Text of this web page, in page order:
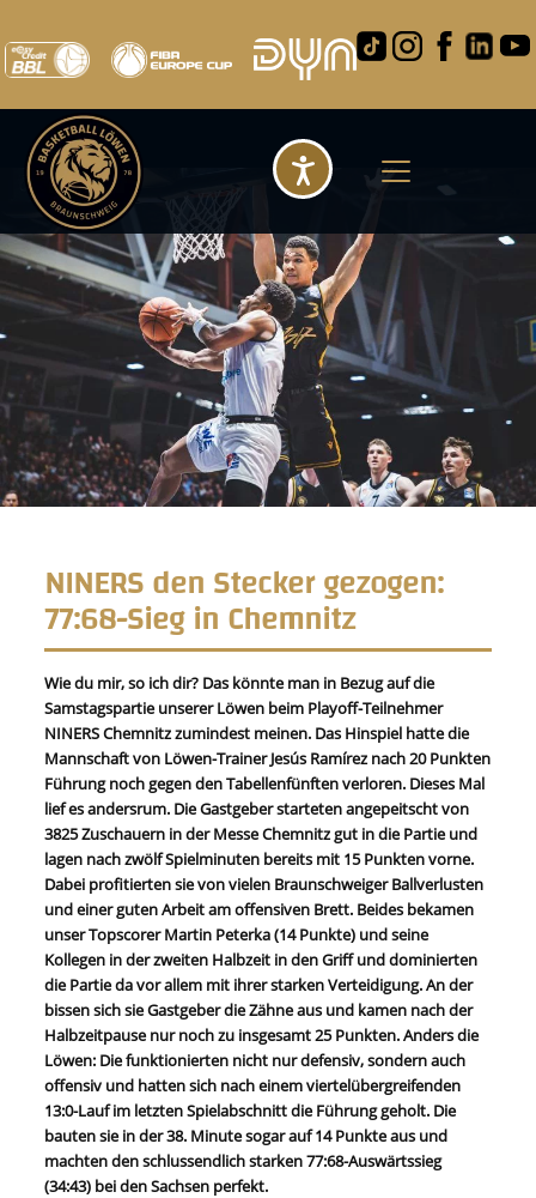
NINERS den Stecker gezogen:
77:68-Sieg in Chemnitz
Wie du mir, so ich dir? Das könnte man in Bezug auf die
Samstagspartie unserer Löwen beim Playoff-Teilnehmer
NINERS Chemnitz zumindest meinen. Das Hinspiel hatte die
Mannschaft von Löwen-Trainer Jesús Ramírez nach 20 Punkten
Führung noch gegen den Tabellenfünften verloren. Dieses Mal
lief es andersrum. Die Gastgeber starteten angepeitscht von
3825 Zuschauern in der Messe Chemnitz gut in die Partie und
lagen nach zwölf Spielminuten bereits mit 15 Punkten vorne.
Dabei profitierten sie von vielen Braunschweiger Ballverlusten
und einer guten Arbeit am offensiven Brett. Beides bekamen
unser Topscorer Martin Peterka (14 Punkte) und seine
Kollegen in der zweiten Halbzeit in den Griff und dominierten
die Partie da vor allem mit ihrer starken Verteidigung. An der
bissen sich sie Gastgeber die Zähne aus und kamen nach der
Halbzeitpause nur noch zu insgesamt 25 Punkten. Anders die
Löwen: Die funktionierten nicht nur defensiv, sondern auch
offensiv und hatten sich nach einem viertelübergreifenden
13:0-Lauf im letzten Spielabschnitt die Führung geholt. Die
bauten sie in der 38. Minute sogar auf 14 Punkte aus und
machten den schlussendlich starken 77:68-Auswärtssieg
(34:43) bei den Sachsen perfekt.